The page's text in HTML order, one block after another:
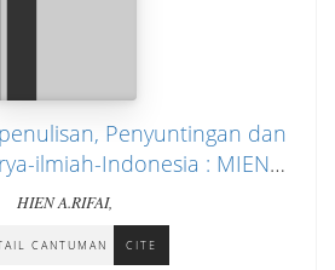
Penyuntingan dan
ilmiah-Indonesia : MIEN
A.RIFAI
HIEN A.RIFAI,
CANTUMAN CITE